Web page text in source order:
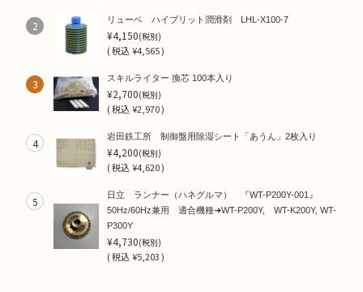
2 リューベ ハイブリット潤滑剤 LHL-X100-7
¥4,150(税別)
(税込¥4,565 )
3 スキルライター 換芯 100本入り
¥2,700(税別)
(税込¥2,970 )
4 岩田鉄工所 制御盤用除湿シート「あうん」2枚入り
¥4,200(税別)
(税込¥4,620 )
5
日立 ランナー（ハネグルマ） 『WT-P200Y-001』
50Hz/60Hz兼用 適合機種➜WT-P200Y, WT-K200Y, WT-
P300Y
¥4,730(税別)
(税込¥5,203 )